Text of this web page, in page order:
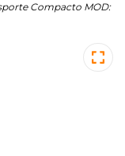
Compacto MOD: